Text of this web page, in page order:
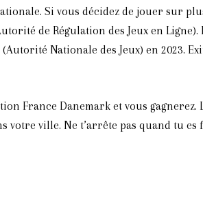
Si vous décidez de jouer sur
de Régulation des Jeux en
Nationale des Jeux) en 2023.
France Danemark et vous gagnerez.
ville. Ne t’arrête pas quand tu